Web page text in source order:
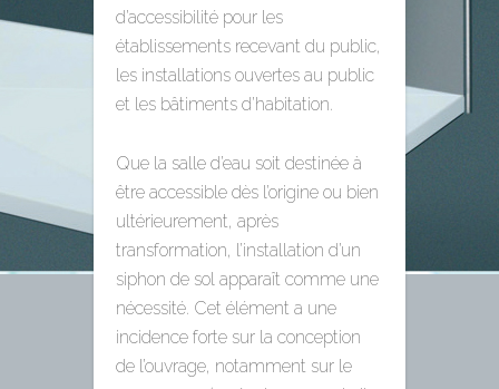
d’accessibilité pour les
établissements recevant du public,
les installations ouvertes au public
et les bâtiments d’habitation.
Que la salle d’eau soit destinée à
être accessible dès l’origine ou bien
ultérieurement, après
transformation, l’installation d’un
siphon de sol apparaît comme une
nécessité. Cet élément a une
incidence forte sur la conception
de l’ouvrage, notamment sur le